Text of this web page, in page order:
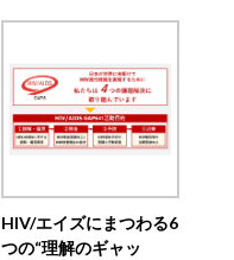
HIV/エイズにまつわる6
つの“理解のギャッ